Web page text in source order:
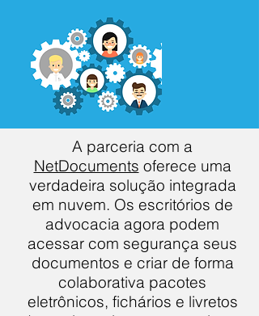
A parceria com a
NetDocuments oferece uma
verdadeira solução integrada
em nuvem. Os escritórios de
advocacia agora podem
acessar com segurança seus
documentos e criar de forma
colaborativa pacotes
eletrônicos, fichários e livretos